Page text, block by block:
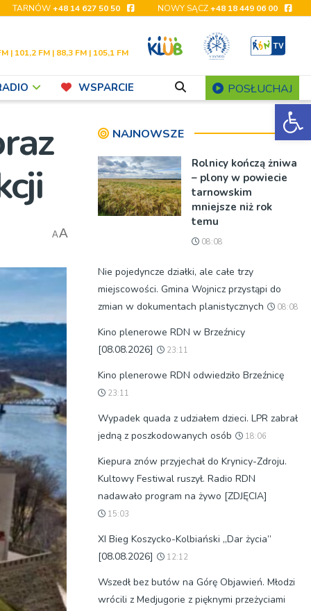
TARNÓW+48 14 627 50 50 NOWY SĄCZ+48 18 449 06 00
| 101,2 FM | 88,3 FM | 105,1 FM
WSPARCIE POSŁUCHAJ
AA
NAJNOWSZE
Rolnicy kończą żniwa
– plony w powiecie
tarnowskim
mniejsze niż rok
temu
08:08
Nie pojedyncze działki, ale całe trzy
miejscowości. Gmina Wojnicz przystąpi do
zmian w dokumentach planistycznych
08:08
Kino plenerowe RDN w Brzeźnicy
[08.08.2026]
23:11
Kino plenerowe RDN odwiedziło Brzeźnicę
23:11
Wypadek quada z udziałem dzieci. LPR zabrał
jedną z poszkodowanych osób
18:06
Kiepura znów przyjechał do Krynicy-Zdroju.
Kultowy Festiwal ruszył. Radio RDN
nadawało program na żywo [ZDJĘCIA]
15:03
XI Bieg Koszycko-Kolbiański „Dar życia”
[08.08.2026]
12:12
Wszedł bez butów na Górę Objawień. Młodzi
wrócili z Medjugorie z pięknymi przeżyciami